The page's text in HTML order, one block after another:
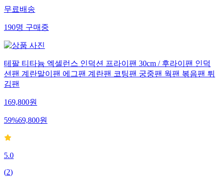
무료배송
190명구매중
테팔 티타늄 엑셀런스 인덕션 프라이팬 30cm / 후라이팬 인덕
션팬 계란말이팬 에그팬 계란팬 코팅팬 궁중팬 웍팬 볶음팬 튀
김팬
169,800원
59%69,800원
5.0
(2)